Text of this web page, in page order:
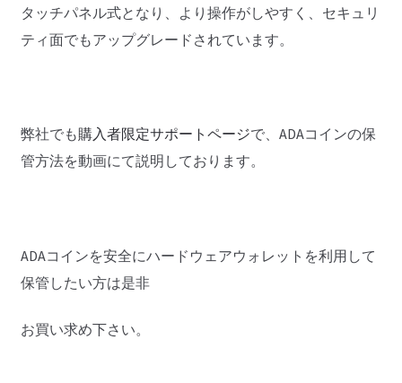
タッチパネル式となり、より操作がしやすく、セキュリ
ティ面でもアップグレードされています。
弊社でも購入者限定サポートページで、ADAコインの保
管方法を動画にて説明しております。
ADAコインを安全にハードウェアウォレットを利用して
保管したい方は是非
お買い求め下さい。